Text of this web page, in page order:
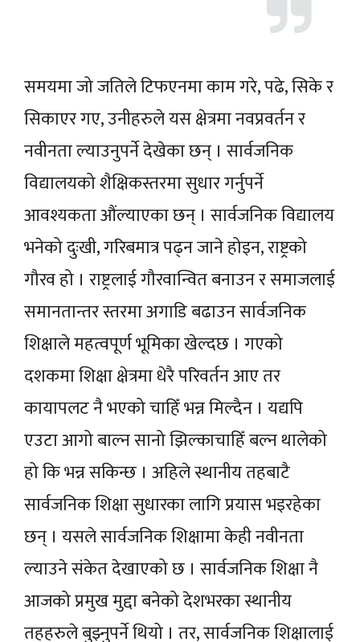
समयमा जो जतिले टिफएनमा काम गरे, पढे, सिके र
सिकाएर गए, उनीहरुले यस क्षेत्रमा नवप्रवर्तन र
नवीनता ल्याउनुपर्ने देखेका छन् । सार्वजनिक
विद्यालयको शैक्षिकस्तरमा सुधार गर्नुपर्ने
आवश्यकता औंल्याएका छन् । सार्वजनिक विद्यालय
भनेको दुःखी, गरिबमात्र पढ्न जाने होइन, राष्ट्रको
गौरव हो । राष्ट्रलाई गौरवान्वित बनाउन र समाजलाई
समानतान्तर स्तरमा अगाडि बढाउन सार्वजनिक
शिक्षाले महत्वपूर्ण भूमिका खेल्दछ । गएको
दशकमा शिक्षा क्षेत्रमा धेरै परिवर्तन आए तर
कायापलट नै भएको चाहिँ भन्न मिल्दैन । यद्यपि
एउटा आगो बाल्न सानो झिल्काचाहिँ बल्न थालेको
हो कि भन्न सकिन्छ । अहिले स्थानीय तहबाटै
सार्वजनिक शिक्षा सुधारका लागि प्रयास भइरहेका
छन् । यसले सार्वजनिक शिक्षामा केही नवीनता
ल्याउने संकेत देखाएको छ । सार्वजनिक शिक्षा नै
आजको प्रमुख मुद्दा बनेको देशभरका स्थानीय
तहहरुले बुझ्नुपर्ने थियो । तर, सार्वजनिक शिक्षालाई